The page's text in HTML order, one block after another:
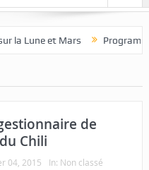
la Lune et Mars Programme
de
Chili
04, 2015 In: Non classé